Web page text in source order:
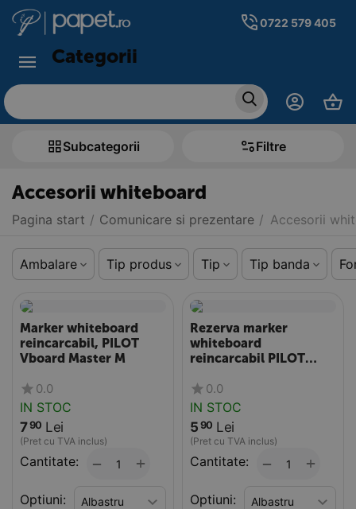
0722 579 405
Categorii
Subcategorii Filtre
Accesorii whiteboard
Pagina start / Comunicare si prezentare / Accesorii
Ambalare Tip produs Tip Tip banda
Marker whiteboard
reincarcabil, PILOT
Vboard Master M
0.0
IN STOC
790 Lei
(Pret cu TVA inclus)
Cantitate: +
−
Optiuni:
Rezerva marker
whiteboard
reincarcabil PILOT
0.0
IN STOC
5 90 Lei
(Pret cu TVA inclus)
Cantitate: +
−
Optiuni: